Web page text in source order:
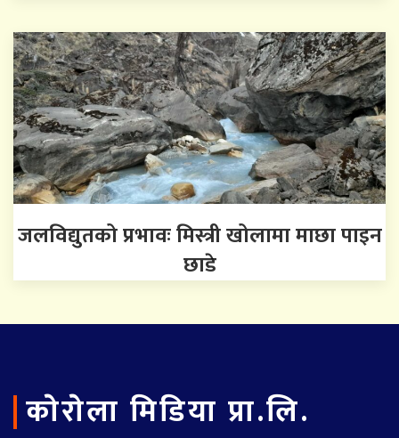
जलविद्युतको प्रभावः मिस्त्री खोलामा माछा पाइन
छाडे
काेराेला मिडिया प्रा.लि.